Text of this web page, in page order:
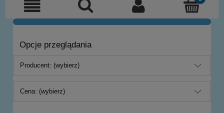
Opcje przeglądania
Producent: (wybierz)
Cena: (wybierz)